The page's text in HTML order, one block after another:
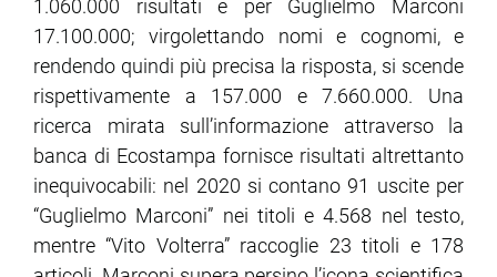
1.060.000 risultati e per Guglielmo Marconi
17.100.000; virgolettando nomi e cognomi, e
rendendo quindi più precisa la risposta, si scende
rispettivamente a 157.000 e 7.660.000. Una
ricerca mirata sull’informazione attraverso la
banca di Ecostampa fornisce risultati altrettanto
inequivocabili: nel 2020 si contano 91 uscite per
“Guglielmo Marconi” nei titoli e 4.568 nel testo,
mentre “Vito Volterra” raccoglie 23 titoli e 178